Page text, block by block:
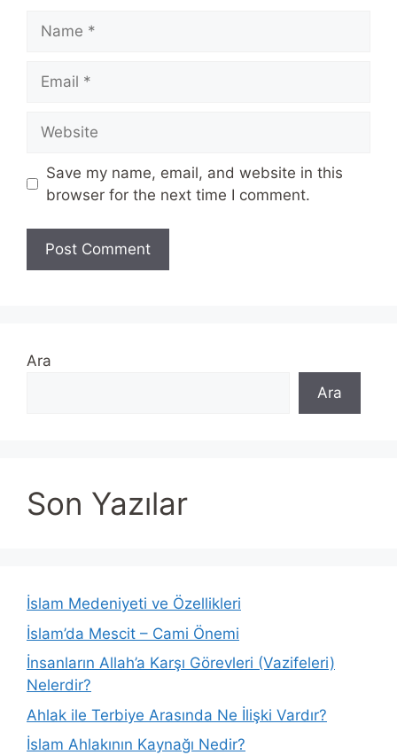
Save my name, email, and website in this
browser for the next time I comment.
Ara
Ara
Son Yazılar
İslam Medeniyeti ve Özellikleri
İslam’da Mescit – Cami Önemi
İnsanların Allah’a Karşı Görevleri (Vazifeleri)
Nelerdir?
Ahlak ile Terbiye Arasında Ne İlişki Vardır?
İslam Ahlakının Kaynağı Nedir?